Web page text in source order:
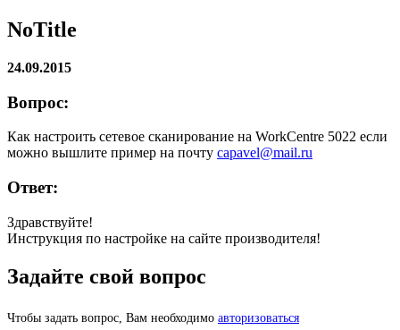
NoTitle
24.09.2015
Вопрос:
Как настроить сетевое сканирование на WorkCentre 5022 если
можно вышлите пример на почту capavel@mail.ru
Ответ:
Здравствуйте!
Инструкция по настройке на сайте производителя!
Задайте свой вопрос
Чтобы задать вопрос, Вам необходимо авторизоваться